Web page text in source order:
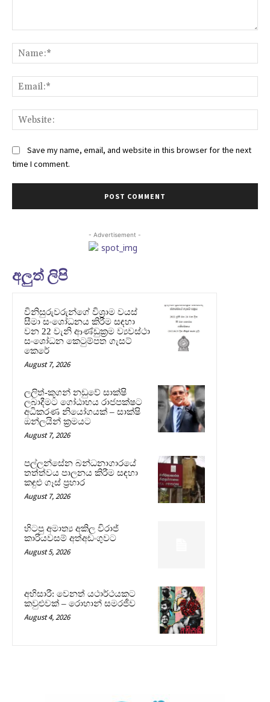
Save my name, email, and website in this browser for the next
time I comment.
- Advertisement -
අලුත් ලිපි
විනිසුරුවරුන්ගේ විශ්‍රාම වයස්
සීමා සංශෝධනය කිරීම සඳහා
වන 22 වැනි ආණ්ඩුක්‍රම ව්‍යවස්ථා
සංශෝධන කෙටුම්පත ගැසට්
කෙරේ
August 7, 2026
ලලිත්-කූගන් නඩුවේ සාක්ෂි
ලබාදීමට ගෝඨාභය රාජපක්ෂට
අධිකරණ නියෝගයක් – සාක්ෂි
ඔන්ලයින් ක්‍රමයට
August 7, 2026
පල්ලන්සේන බන්ධනාගාරයේ
තත්ත්වය පාලනය කිරීම සඳහා
කඳුළු ගෑස් ප්‍රහාර
August 7, 2026
හිටපු අමාත්‍ය අකිල විරාජ්
කාරියවසම් අත්අඩංගුවට
August 5, 2026
අභිසාරී: වෙනත් යථාර්ථයකට
කවුළුවක් – රොහාන් සමරජීව
August 4, 2026